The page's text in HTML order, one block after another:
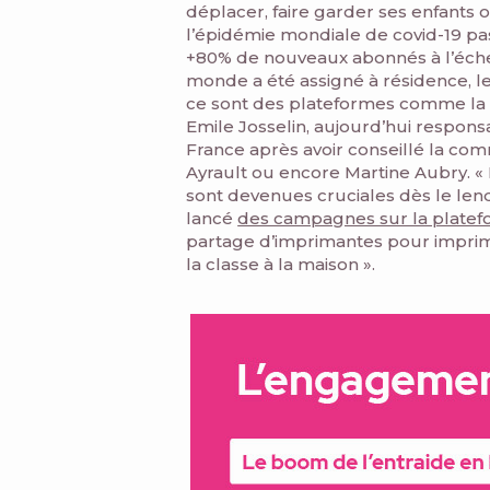
déplacer, faire garder ses enfants
l’épidémie mondiale de covid-19
+80% de nouveaux abonnés à
monde a été assigné à résidence,
ce sont des plateformes comme
Emile Josselin, aujourd’hui
France après avoir conseillé la
Ayrault ou encore Martine Aubry.
sont devenues cruciales dès le
lancédes campagnes sur la
partage d’imprimantes pour
la classe à la maison ».